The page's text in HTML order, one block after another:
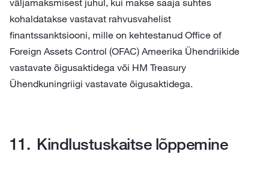
väljamaksmisest juhul, kui makse saaja suhtes
kohaldatakse vastavat rahvusvahelist
finantssanktsiooni, mille on kehtestanud Office of
Foreign Assets Control (OFAC) Ameerika Ühendriikide
vastavate õigusaktidega või HM Treasury
Ühendkuningriigi vastavate õigusaktidega.
Kindlustuskaitse lõppemine